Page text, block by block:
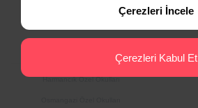
Harmancık Özel Okulları
Çerezleri İncele
Çerezleri Kabul Et